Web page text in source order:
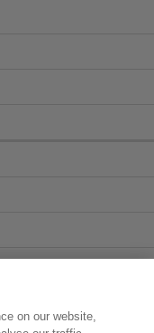
on our website,